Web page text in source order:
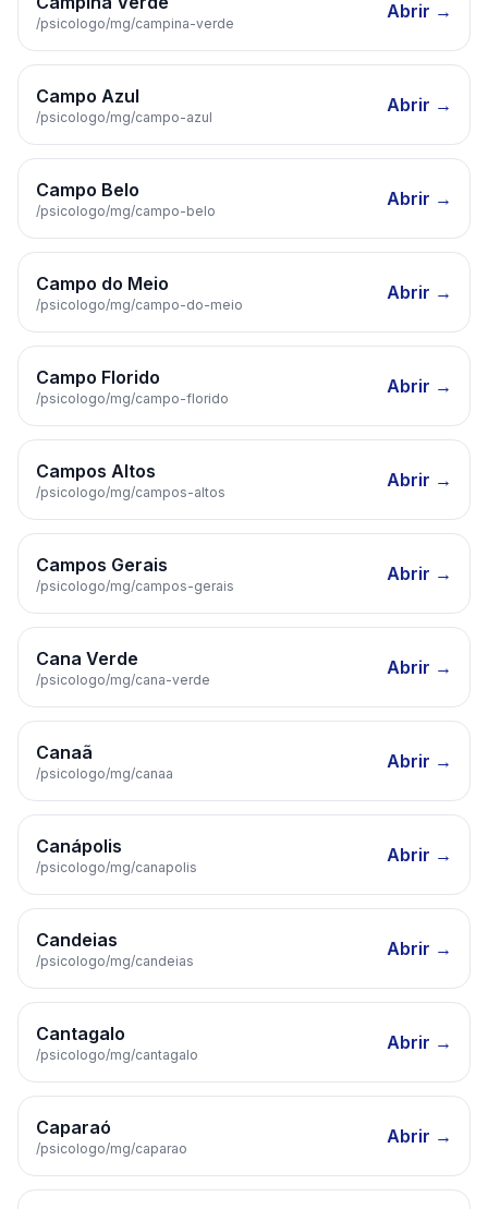
/psicologo/mg/campina-verde
Abrir →
Campo Azul
/psicologo/mg/campo-azul
Abrir →
Campo Belo
/psicologo/mg/campo-belo
Abrir →
Campo do Meio
/psicologo/mg/campo-do-meio
Abrir →
Campo Florido
/psicologo/mg/campo-florido
Abrir →
Campos Altos
/psicologo/mg/campos-altos
Abrir →
Campos Gerais
/psicologo/mg/campos-gerais
Abrir →
Cana Verde
/psicologo/mg/cana-verde
Abrir →
Canaã
/psicologo/mg/canaa
Abrir →
Canápolis
/psicologo/mg/canapolis
Abrir →
Candeias
/psicologo/mg/candeias
Abrir →
Cantagalo
/psicologo/mg/cantagalo
Abrir →
Caparaó
/psicologo/mg/caparao
Abrir →